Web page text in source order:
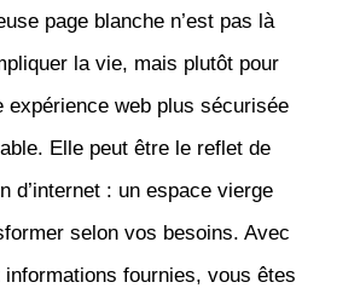
page blanche n’est pas là
la vie, mais plutôt pour
expérience web plus sécurisée
Elle peut être le reflet de
d’internet : un espace vierge
selon vos besoins. Avec
fournies, vous êtes